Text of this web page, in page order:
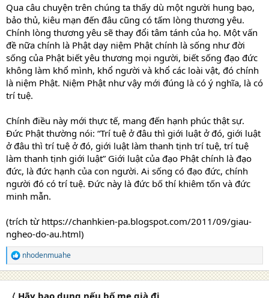
Qua câu chuyện trên chúng ta thấy dù một người hung bạo,
bảo thủ, kiêu mạn đến đâu cũng có tấm lòng thương yêu.
Chính lòng thương yêu sẽ thay đổi tâm tánh của họ. Một vấn
đề nữa chính là Phật dạy niệm Phật chính là sống như đời
sống của Phật biết yêu thương mọi người, biết sống đạo đức
không làm khổ mình, khổ người và khổ các loài vật, đó chính
là niệm Phật. Niệm Phật như vậy mới đúng là có ý nghĩa, là có
trí tuệ.
Chính điều này mới thực tế, mang đến hạnh phúc thật sự.
Đức Phật thường nói: “Trí tuệ ở đâu thì giới luật ở đó, giới luật
ở đâu thì trí tuệ ở đó, giới luật làm thanh tịnh trí tuệ, trí tuệ
làm thanh tịnh giới luật” Giới luật của đạo Phật chính là đạo
đức, là đức hạnh của con người. Ai sống có đạo đức, chính
người đó có trí tuệ. Đức này là đức bố thí khiêm tốn và đức
minh mẫn.
(trích từ https://chanhkien-pa.blogspot.com/2011/09/giau-
ngheo-do-au.html)
R
e
a
nhodenmuahe
〈 Hãy bao dung nếu bố mẹ già đi